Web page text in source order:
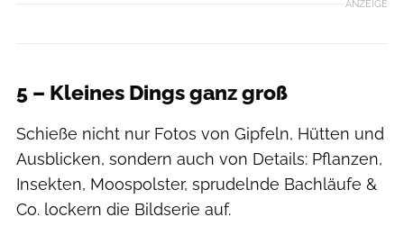
ANZEIGE
5 – Kleines Dings ganz groß
Schieße nicht nur Fotos von Gipfeln, Hütten und
Ausblicken, sondern auch von Details: Pflanzen,
Insekten, Moospolster, sprudelnde Bachläufe &
Co. lockern die Bildserie auf.